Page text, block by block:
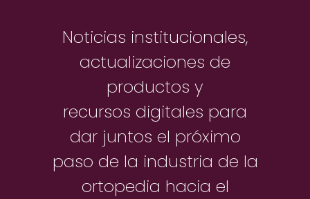
Noticias institucionales,
actualizaciones de
productos y
recursos digitales para
dar juntos el próximo
paso de la industria de la
ortopedia hacia el